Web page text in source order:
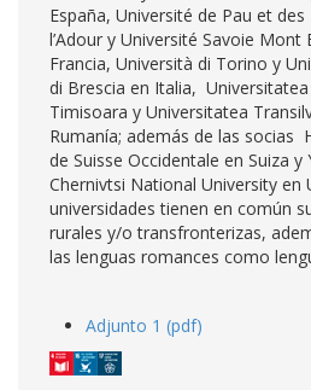
España, Université de Pau et des
l’Adour y Université Savoie Mont
Francia, Università di Torino y
di Brescia en Italia,
Timisoara y Universitatea
Rumanía; además de las socias
de Suisse Occidentale en Suiza y
Chernivtsi National University en
universidades tienen en común
rurales y/o transfronterizas,
las lenguas romances como
Adjunto 1 (pdf)